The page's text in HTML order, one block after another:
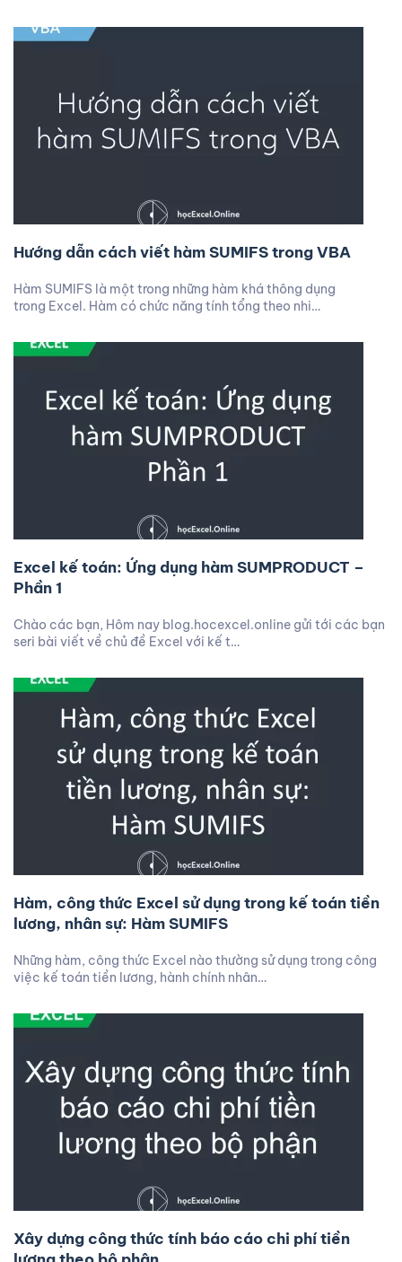
Hướng dẫn cách viết hàm SUMIFS trong VBA
Hàm SUMIFS là một trong những hàm khá thông dụng
trong Excel. Hàm có chức năng tính tổng theo nhi…
Excel kế toán: Ứng dụng hàm SUMPRODUCT –
Phần 1
Chào các bạn, Hôm nay blog.hocexcel.online gửi tới các bạn
seri bài viết về chủ đề Excel với kế t…
Hàm, công thức Excel sử dụng trong kế toán tiền
lương, nhân sự: Hàm SUMIFS
Những hàm, công thức Excel nào thường sử dụng trong công
việc kế toán tiền lương, hành chính nhân…
Xây dựng công thức tính báo cáo chi phí tiền